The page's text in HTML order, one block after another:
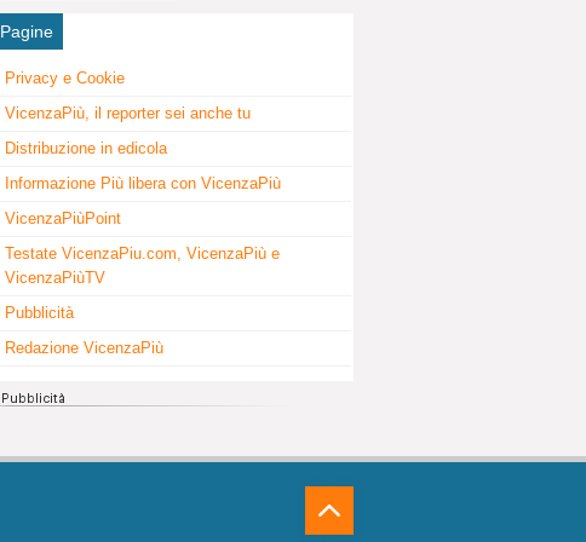
Pagine
Privacy e Cookie
VicenzaPiù, il reporter sei anche tu
Distribuzione in edicola
Informazione Più libera con VicenzaPiù
VicenzaPiùPoint
Testate VicenzaPiu.com, VicenzaPiù e
VicenzaPiùTV
Pubblicità
Redazione VicenzaPiù